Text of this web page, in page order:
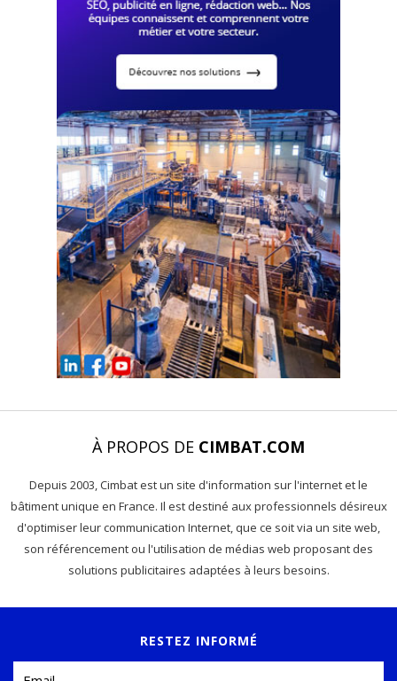
À PROPOS DE CIMBAT.COM
Depuis 2003, Cimbat est un site d'information sur l'internet et le
bâtiment unique en France. Il est destiné aux professionnels désireux
d'optimiser leur communication Internet, que ce soit via un site web,
son référencement ou l'utilisation de médias web proposant des
solutions publicitaires adaptées à leurs besoins.
RESTEZ INFORMÉ